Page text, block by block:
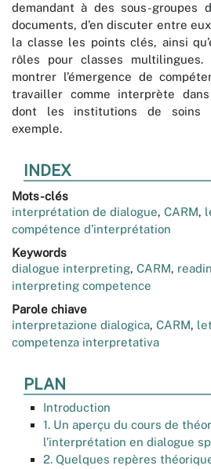
demandant à des sous-groupes
documents, d’en discuter entre
la classe les points clés, ainsi
rôles pour classes
montrer l’émergence de
travailler comme interprète
dont les institutions de soins
exemple.
INDEX
Mots-clés
interprétation de dialogue, CARM,
compétence d’interprétation
Keywords
dialogue interpreting, CARM,
interpreting competence
Parole chiave
interpretazione dialogica, CARM,
competenza interpretativa
PLAN
Introduction
1. Un aperçu du cours de
l’interprétation en dialogue
2. Quelques repères